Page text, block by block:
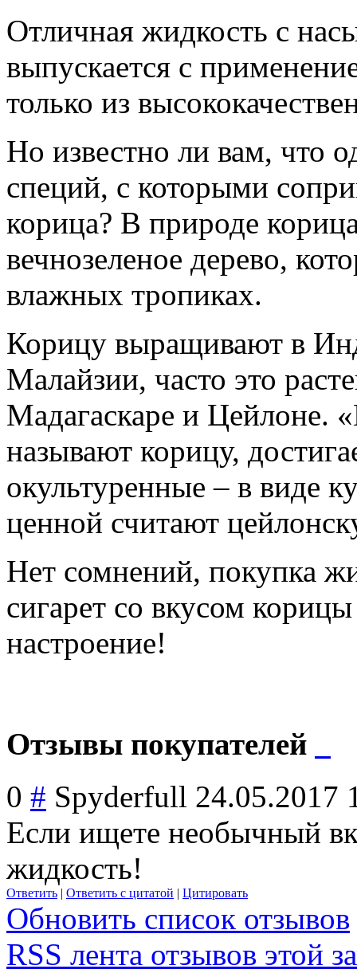
Отличная жидкость с
выпускается с
только из
Но известно ли вам, что
специй, с которыми
корица? В природе
вечнозеленое дерево,
влажных тропиках.
Корицу выращивают в
Малайзии, часто это
Мадагаскаре и Цейлоне.
называют корицу,
окультуренные – в виде
ценной считают
Нет сомнений, покупка
сигарет со вкусом
настроение!
Отзывы покупателей
0 # Spyderfull 24.05.2017
Если ищете необычный
жидкость!
Ответить | Ответить с цитатой | Цитировать
Обновить список отзывов
RSS лента отзывов этой